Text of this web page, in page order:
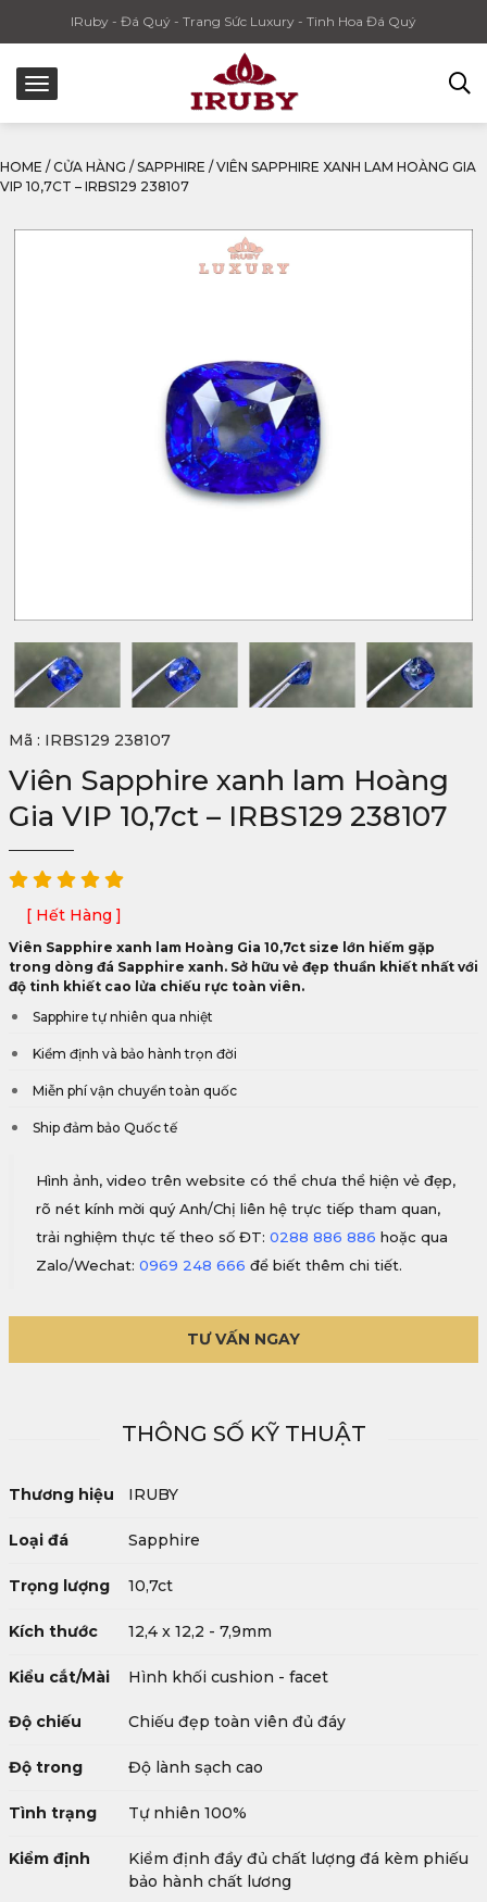
IRuby - Đá Quý - Trang Sức Luxury - Tinh Hoa Đá Quý
HOME / CỬA HÀNG / SAPPHIRE / VIÊN SAPPHIRE XANH LAM HOÀNG GIA
VIP 10,7CT – IRBS129 238107
Mã : IRBS129 238107
Viên Sapphire xanh lam Hoàng
Gia VIP 10,7ct – IRBS129 238107
[ Hết Hàng ]
Viên Sapphire xanh lam Hoàng Gia 10,7ct size lớn hiếm gặp
trong dòng đá Sapphire xanh. Sở hữu vẻ đẹp thuần khiết nhất với
độ tinh khiết cao lửa chiếu rực toàn viên.
Sapphire tự nhiên qua nhiệt
Kiểm định và bảo hành trọn đời
Miễn phí vận chuyển toàn quốc
Ship đảm bảo Quốc tế
Hình ảnh, video trên website có thể chưa thể hiện vẻ đẹp,
rõ nét kính mời quý Anh/Chị liên hệ trực tiếp tham quan,
trải nghiệm thực tế theo số ĐT: 0288 886 886 hoặc qua
Zalo/Wechat: 0969 248 666 để biết thêm chi tiết.
TƯ VẤN NGAY
THÔNG SỐ KỸ THUẬT
Thương hiệu IRUBY
Loại đá Sapphire
Trọng lượng 10,7ct
Kích thước 12,4 x 12,2 - 7,9mm
Kiểu cắt/Mài Hình khối cushion - facet
Độ chiếu Chiếu đẹp toàn viên đủ đáy
Độ trong Độ lành sạch cao
Tình trạng Tự nhiên 100%
Kiểm định
Kiểm định đầy đủ chất lượng đá kèm phiếu
bảo hành chất lương